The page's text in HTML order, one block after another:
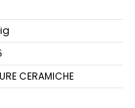
CERAMICHE